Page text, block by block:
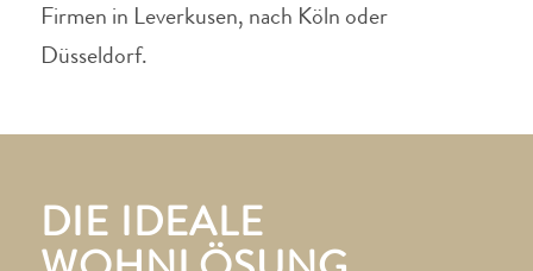
Firmen in Leverkusen, nach Köln oder
Düsseldorf.
DIE IDEALE